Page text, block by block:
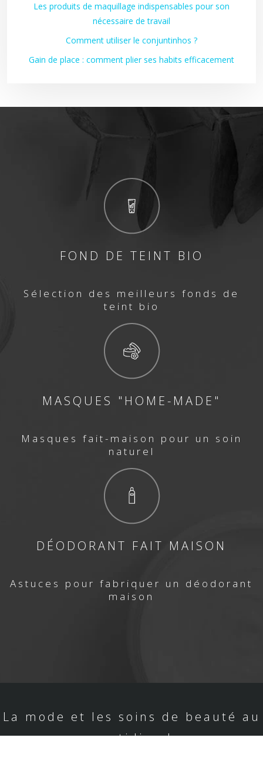
Les produits de maquillage indispensables pour son
nécessaire de travail
Comment utiliser le conjuntinhos ?
Gain de place : comment plier ses habits efficacement
FOND DE TEINT BIO
Sélection des meilleurs fonds de
teint bio
MASQUES "HOME-MADE"
Masques fait-maison pour un soin
naturel
DÉODORANT FAIT MAISON
Astuces pour fabriquer un déodorant
maison
La mode et les soins de beauté au
quotidien !